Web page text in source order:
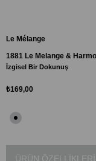
Le Mélange
İzgisel Bir Dokunuş
₺169,00
ÜRÜN ÖZELLIKLERI